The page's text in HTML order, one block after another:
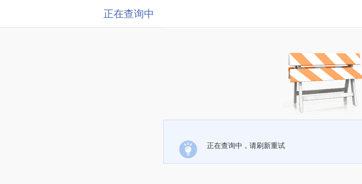
正在查询中
正在查询中，请刷新重试